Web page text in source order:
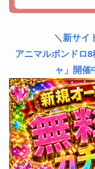
＼新サイ
アニマルボンドロ
ャ」開催